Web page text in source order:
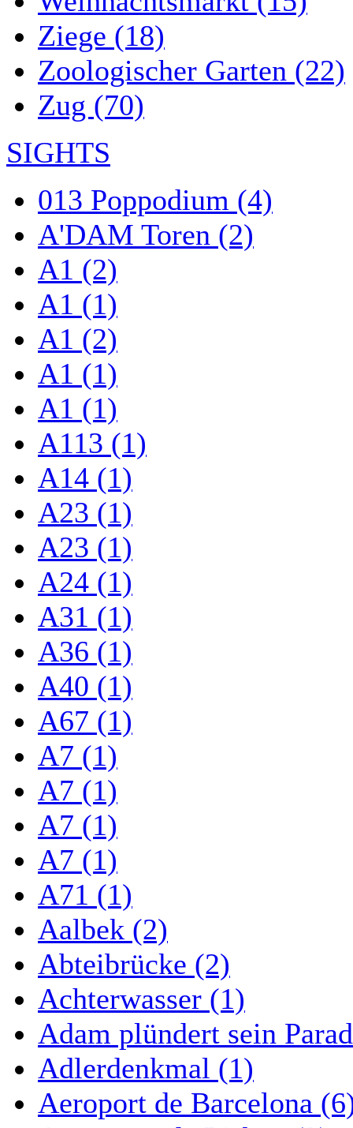
Ziege (18)
Zoologischer Garten (22)
Zug (70)
SIGHTS
013 Poppodium (4)
A'DAM Toren (2)
A1 (2)
A1 (1)
A1 (2)
A1 (1)
A1 (1)
A113 (1)
A14 (1)
A23 (1)
A23 (1)
A24 (1)
A31 (1)
A36 (1)
A40 (1)
A67 (1)
A7 (1)
A7 (1)
A7 (1)
A7 (1)
A71 (1)
Aalbek (2)
Abteibrücke (2)
Achterwasser (1)
Adam plündert sein
Adlerdenkmal (1)
Aeroport de Barcelona